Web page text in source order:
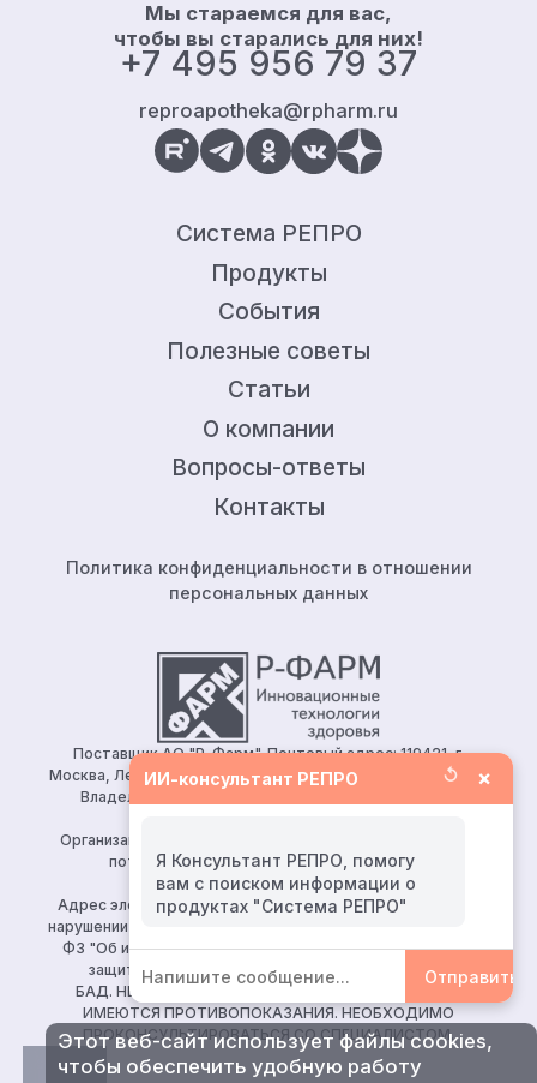
+7 495 956 79 37
reproapotheka@rpharm.ru
Мы стараемся для вас,
чтобы вы старались для них!
Система РЕПРО
Продукты
События
Полезные советы
Статьи
О компании
Вопросы-ответы
Контакты
Политика конфиденциальности в отношении
персональных данных
Поставщик АО "Р-Фарм". Почтовый адрес: 119421, г.
Москва, Ленинский проспект, д.111, корп.1, этаж 5, ком.128.
Владелец сайта: АО «Р-Фарм» 123154, Москва, ул.
Организация, уполномоченная принимать претензии от
потребителей: ООО «Р-Фарм Косметикс»
Тел:+7 (495) 165 10 75
Адрес электронной почты для направления заявления о
нарушении авторских и (или) смежных прав (ч. 2 ст. 10, 149-
ФЗ "Об информации, информационных технологиях и о
защите информации")
reproapotheka@rpharm.ru
БАД. НЕ ЯВЛЯЕТСЯ ЛЕКАРСТВЕННЫМ СРЕДСТВОМ.
ИМЕЮТСЯ ПРОТИВОПОКАЗАНИЯ. НЕОБХОДИМО
ПРОКОНСУЛЬТИРОВАТЬСЯ СО СПЕЦИАЛИСТОМ.
Этот веб-сайт использует файлы cookies,
чтобы обеспечить удобную работу
ИИ-консультант РЕПРО ↺ ×
Я Консультант РЕПРО, помогу
вам с поиском информации о
Отправить